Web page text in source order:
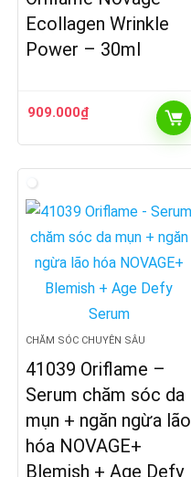
Ecollagen Wrinkle
Power – 30ml
909.000₫
CHĂM SÓC CHUYÊN SÂU
41039 Oriflame –
Serum chăm sóc da
mụn + ngăn ngừa lão
hóa NOVAGE+
Blemish + Age Defy